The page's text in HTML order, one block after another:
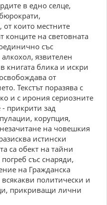
в едно селце,
които местните
конците на световната
със
язвителен
книгата блика и искри
от
Текстът поразява с
и с ирония сериозните
прикрити зад
корупция,
на човешкия
истински
са обект на тайни
със снаряди,
на Гражданска
политически и
прикриващи лични